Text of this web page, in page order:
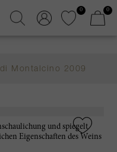
0 0
Montalcino 2009
und spiegelt
Eigenschaften des Weins